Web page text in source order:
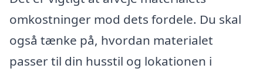
omkostninger mod dets fordele. Du skal
også tænke på, hvordan materialet
passer til din husstil og lokationen i